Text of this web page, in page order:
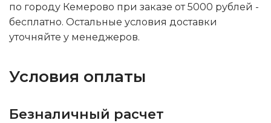
по городу Кемерово при заказе от 5000 рублей -
бесплатно. Остальные условия доставки
уточняйте у менеджеров.
Условия оплаты
Безналичный расчет